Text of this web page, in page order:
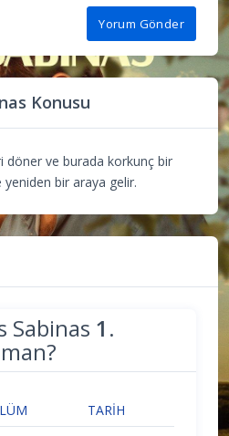
Yorum Gönder
Konusu
döner ve burada korkunç bir
yeniden bir araya gelir.
Sabinas 1.
TARIH